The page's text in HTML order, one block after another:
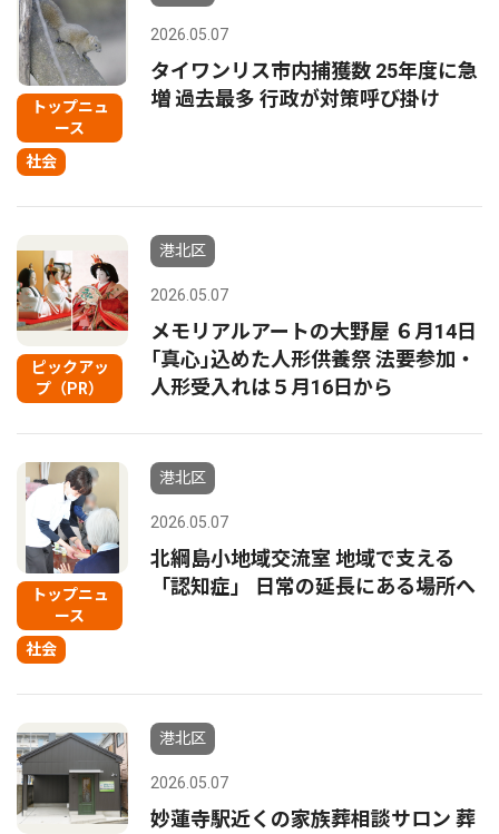
トップニュ
ース
社会
2026.05.07
タイワンリス市内捕獲数 25年度に急
増 過去最多 行政が対策呼び掛け
ピックアッ
プ（PR）
港北区
2026.05.07
メモリアルアートの大野屋 ６月14日
｢真心｣込めた人形供養祭 法要参加・
人形受入れは５月16日から
トップニュ
ース
社会
港北区
2026.05.07
北綱島小地域交流室 地域で支える
「認知症」 日常の延長にある場所へ
港北区
2026.05.07
妙蓮寺駅近くの家族葬相談サロン 葬